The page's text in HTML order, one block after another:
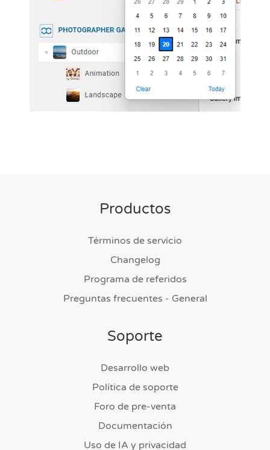
Productos
Términos de servicio
Changelog
Programa de referidos
Preguntas frecuentes - General
Soporte
Desarrollo web
Política de soporte
Foro de pre-venta
Documentación
Uso de IA y privacidad